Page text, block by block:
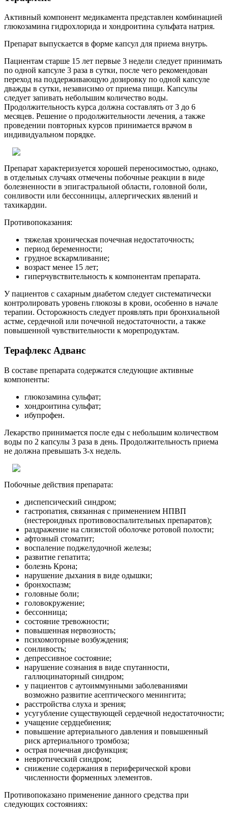
Активный компонент медикамента представлен комбинацией
глюкозамина гидрохлорида и хондроитина сульфата натрия.
Препарат выпускается в форме капсул для приема внутрь.
Пациентам старше 15 лет первые 3 недели следует принимать
по одной капсуле 3 раза в сутки, после чего рекомендован
переход на поддерживающую дозировку по одной капсуле
дважды в сутки, независимо от приема пищи. Капсулы
следует запивать небольшим количество воды.
Продолжительность курса должна составлять от 3 до 6
месяцев. Решение о продолжительности лечения, а также
проведении повторных курсов принимается врачом в
индивидуальном порядке.
Препарат характеризуется хорошей переносимостью, однако,
в отдельных случаях отмечены побочные реакции в виде
болезненности в эпигастральной области, головной боли,
сонливости или бессонницы, аллергических явлений и
тахикардии.
Противопоказания:
тяжелая хроническая почечная недостаточность;
период беременности;
грудное вскармливание;
возраст менее 15 лет;
гиперчувствительность к компонентам препарата.
У пациентов с сахарным диабетом следует систематически
контролировать уровень глюкозы в крови, особенно в начале
терапии. Осторожность следует проявлять при бронхиальной
астме, сердечной или почечной недостаточности, а также
повышенной чувствительности к морепродуктам.
Терафлекс Адванс
В составе препарата содержатся следующие активные
компоненты:
глюкозамина сульфат;
хондроитина сульфат;
ибупрофен.
Лекарство принимается после еды с небольшим количеством
воды по 2 капсулы 3 раза в день. Продолжительность приема
не должна превышать 3-х недель.
Побочные действия препарата:
диспепсический синдром;
гастропатия, связанная с применением НПВП
(нестероидных противовоспалительных препаратов);
раздражение на слизистой оболочке ротовой полости;
афтозный стоматит;
воспаление поджелудочной железы;
развитие гепатита;
болезнь Крона;
нарушение дыхания в виде одышки;
бронхоспазм;
головные боли;
головокружение;
бессонница;
состояние тревожности;
повышенная нервозность;
психомоторные возбуждения;
сонливость;
депрессивное состояние;
нарушение сознания в виде спутанности,
галлюцинаторный синдром;
у пациентов с аутоиммунными заболеваниями
возможно развитие асептического менингита;
расстройства слуха и зрения;
усугубление существующей сердечной недостаточности;
учащение сердцебиения;
повышение артериального давления и повышенный
риск артериального тромбоза;
острая почечная дисфункция;
невротический синдром;
снижение содержания в периферической крови
численности форменных элементов.
Противопоказано применение данного средства при
следующих состояниях: